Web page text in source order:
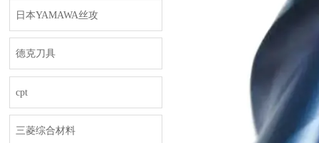
日本YAMAWA丝攻
德克刀具
cpt
三菱综合材料